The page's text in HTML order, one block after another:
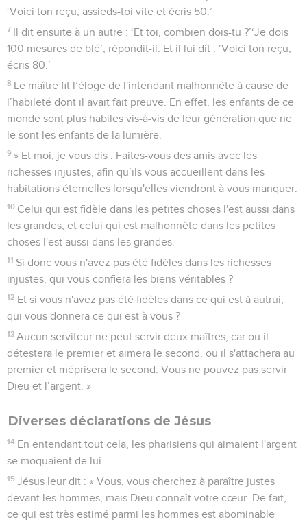
‘Voici ton reçu, assieds-toi vite et écris 50.’
7 Il dit ensuite à un autre : ‘Et toi, combien dois-tu ?’‘Je dois
100 mesures de blé’, répondit-il. Et il lui dit : ‘Voici ton reçu,
écris 80.’
8 Le maître fit l’éloge de l'intendant malhonnête à cause de
l’habileté dont il avait fait preuve. En effet, les enfants de ce
monde sont plus habiles vis-à-vis de leur génération que ne
le sont les enfants de la lumière.
9 » Et moi, je vous dis : Faites-vous des amis avec les
richesses injustes, afin qu’ils vous accueillent dans les
habitations éternelles lorsqu'elles viendront à vous manquer.
10 Celui qui est fidèle dans les petites choses l'est aussi dans
les grandes, et celui qui est malhonnête dans les petites
choses l'est aussi dans les grandes.
11 Si donc vous n'avez pas été fidèles dans les richesses
injustes, qui vous confiera les biens véritables ?
12 Et si vous n'avez pas été fidèles dans ce qui est à autrui,
qui vous donnera ce qui est à vous ?
13 Aucun serviteur ne peut servir deux maîtres, car ou il
détestera le premier et aimera le second, ou il s'attachera au
premier et méprisera le second. Vous ne pouvez pas servir
Dieu et l’argent. »
Diverses déclarations de Jésus
14 En entendant tout cela, les pharisiens qui aimaient l'argent
se moquaient de lui.
15 Jésus leur dit : « Vous, vous cherchez à paraître justes
devant les hommes, mais Dieu connaît votre cœur. De fait,
ce qui est très estimé parmi les hommes est abominable